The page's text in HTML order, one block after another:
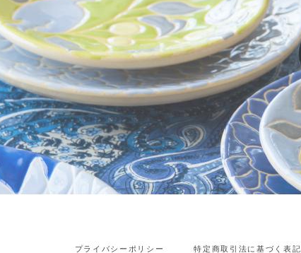
プライバシーポリシー 特定商取引法に基づく表記